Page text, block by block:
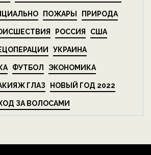
ПОЖАРЫ ПРИРОДА
РОССИЯ США
УКРАИНА
ФУТБОЛ ЭКОНОМИКА
ГЛАЗ НОВЫЙ ГОД 2022
ЗА ВОЛОСАМИ